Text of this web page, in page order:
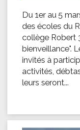
Du 1er au 5
des écoles du
collège Robert
bienveillance".
invités à
activités,
leurs seront...